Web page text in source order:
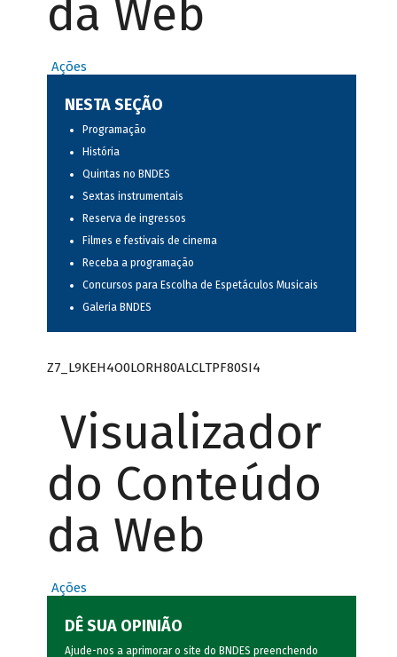
da Web
Ações
NESTA SEÇÃO
Programação
História
Quintas no BNDES
Sextas instrumentais
Reserva de ingressos
Filmes e festivais de cinema
Receba a programação
Concursos para Escolha de Espetáculos Musicais
Galeria BNDES
Z7_L9KEH4O0LORH80ALCLTPF80SI4
Visualizador
do Conteúdo
da Web
Ações
DÊ SUA OPINIÃO
Ajude-nos a aprimorar o site do BNDES preenchendo